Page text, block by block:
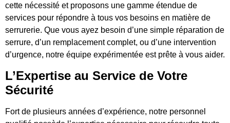
cette nécessité et proposons une gamme étendue de
services pour répondre à tous vos besoins en matière de
serrurerie. Que vous ayez besoin d’une simple réparation de
serrure, d’un remplacement complet, ou d’une intervention
d’urgence, notre équipe expérimentée est prête à vous aider.
L’Expertise au Service de Votre
Sécurité
Fort de plusieurs années d’expérience, notre personnel